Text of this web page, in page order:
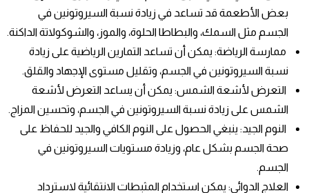
بعض الأطعمة قد تساعد في زيادة نسبة السيروتونين في
الجسم مثل السمك، والبطاطا الحلوة، والموز، والشوكولاتة الداكنة.
ممارسة الرياضة: يمكن أن تساعد التمارين الرياضية على زيادة
نسبة السيروتونين في الجسم، وتقليل مستوى الإجهاد والقلق.
التعرض لأشعة الشمس: يمكن أن يساعد التعرض لأشعة
الشمس على زيادة نسبة السيروتونين في الجسم، وتحسين المزاج.
النوم الجيد: ينبغي الحصول على النوم الكافي والجيد للحفاظ على
صحة الجسم بشكل عام، وزيادة مستويات السيروتونين في
الجسم.
العلاج الدوائي: يمكن استخدام المثبطات الانتقائية لاسترداد